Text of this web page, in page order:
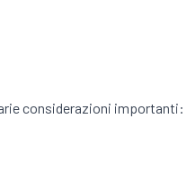
considerazioni importanti: